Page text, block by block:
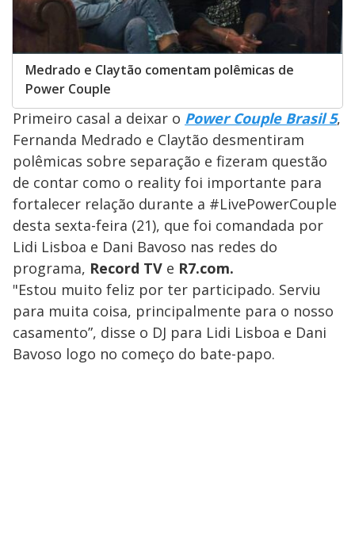
Medrado e Claytão comentam polêmicas de
Power Couple
Primeiro casal a deixar o Power Couple Brasil 5,
Fernanda Medrado e Claytão desmentiram
polêmicas sobre separação e fizeram questão
de contar como o reality foi importante para
fortalecer relação durante a #LivePowerCouple
desta sexta-feira (21), que foi comandada por
Lidi Lisboa e Dani Bavoso nas redes do
programa, Record TV e R7.com.
"Estou muito feliz por ter participado. Serviu
para muita coisa, principalmente para o nosso
casamento”, disse o DJ para Lidi Lisboa e Dani
Bavoso logo no começo do bate-papo.